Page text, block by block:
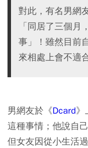
對此，有名男網
「同居了三個月
事」！雖然目前
來相處上會不適合
男網友於《Dcard》
這種事情；他說自
但女友因從小生活